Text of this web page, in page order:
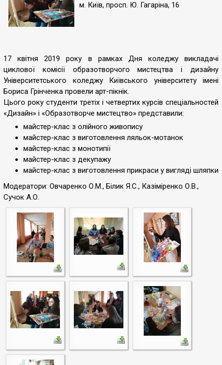
м. Київ, просп. Ю. Гагаріна, 16
17 квітня 2019 року в рамках Дня коледжу викладачі
циклової комісії образотворчого мистецтва і дизайну
Університетського коледжу Київського університету імені
Бориса Грінченка провели арт-пікнік.
Цього року студенти третіх і четвертих курсів спеціальностей
«Дизайн» і «Образотворче мистецтво» представили:
майстер-клас з олійного живопису
майстер-клас з виготовлення ляльок-мотанок
майстер-клас з монотипії
майстер-клас з декупажу
майстер-клас з виготовлення прикраси у вигляді шляпки
Модератори: Овчаренко О.М., Білик Я.С., Казіміренко О.В.,
Сучок А.О.